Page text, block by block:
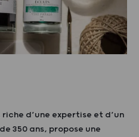
d’une expertise et d’un
350 ans, propose une